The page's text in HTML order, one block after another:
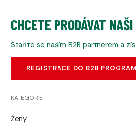
CHCETE PRODÁVAT
Staňte se naším B2B partnerem a
REGISTRACE DO B2B
KATEGORIE
Ženy